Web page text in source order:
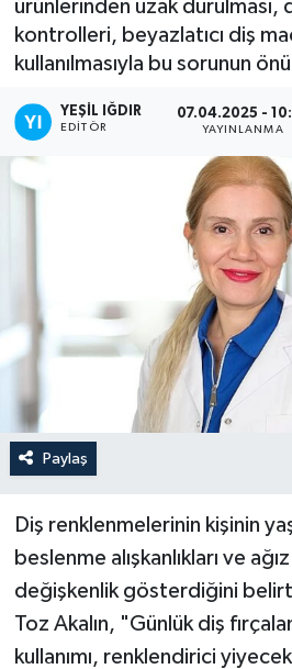
ürünlerinden uzak durulması,
kontrolleri, beyazlatıcı diş
kullanılmasıyla bu sorunun
YEŞIL IĞDIR
EDITÖR
07.04.2025 -
YAYINLANMA
Paylaş
Diş renklenmelerinin kişinin
beslenme alışkanlıkları ve
değişkenlik gösterdiğini
Toz Akalın, "Günlük diş
kullanımı, renklendirici